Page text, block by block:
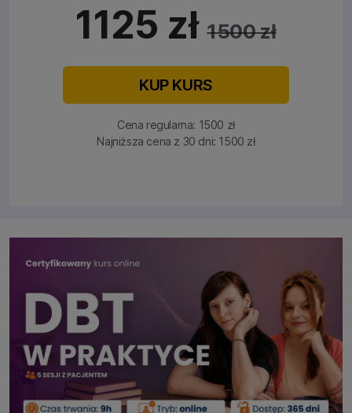
1125 zł1500 zł
KUP KURS
Cena regularna: 1500 zł
Najniższa cena z 30 dni: 1500 zł